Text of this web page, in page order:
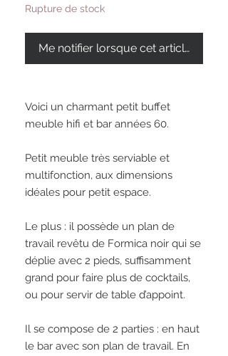
Rupture de stock
Me notifier lorsque cet article est
Voici un charmant petit buffet
meuble hifi et bar années 60.
Petit meuble très serviable et
multifonction, aux dimensions
idéales pour petit espace.
Le plus : il possède un plan de
travail revêtu de Formica noir qui se
déplie avec 2 pieds, suffisamment
grand pour faire plus de cocktails,
ou pour servir de table d’appoint.
Il se compose de 2 parties : en haut
le bar avec son plan de travail. En